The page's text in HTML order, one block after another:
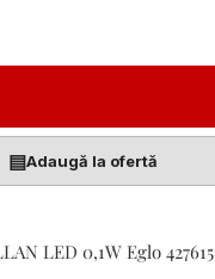
▤Adaugă la ofertă
LED 0,1W Eglo 427615